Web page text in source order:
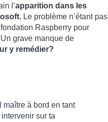
l’apparition dans les
Le problème n’étant pas
Raspberry pour
Un grave manque de
y remédier?
à bord en tant
sur ta